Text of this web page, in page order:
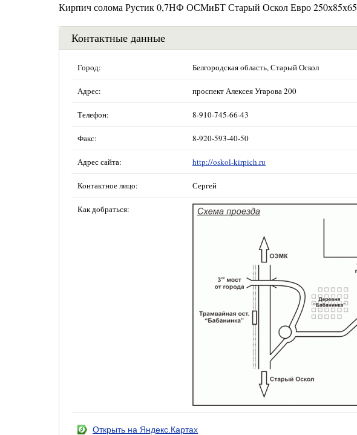
Кирпич солома Рустик 0,7НФ ОСМиБТ Старый Оскол Евро 250х85х65
Контактные данные
Город: Белгородская область, Старый Оскол
Адрес: проспект Алексея Угарова 200
Телефон: 8-910-745-66-43
Факс: 8-920-593-40-50
Адрес сайта: http://oskol-kirpich.ru
Контактное лицо: Сергей
Как добраться:
Открыть на Яндекс.Картах